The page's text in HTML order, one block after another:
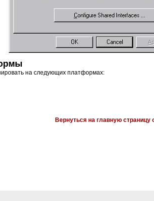
на следующих платформах:
Вернуться на главную страницу